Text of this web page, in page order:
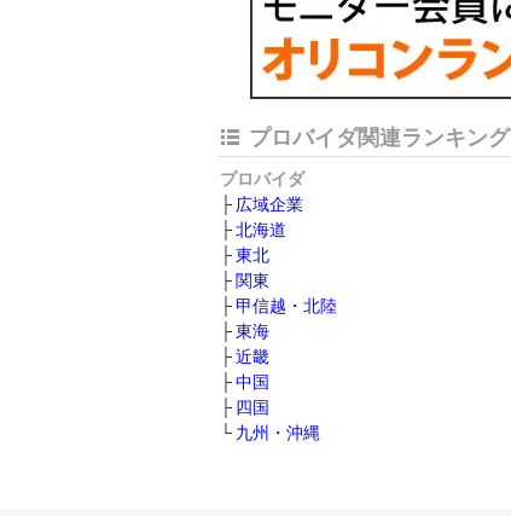
プロバイダ関連ランキング
プロバイダ
広域企業
北海道
東北
関東
甲信越・北陸
東海
近畿
中国
四国
九州・沖縄